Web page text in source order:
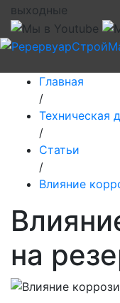
выходные
Главная
/
Техническая
/
Статьи
/
Влияние
на